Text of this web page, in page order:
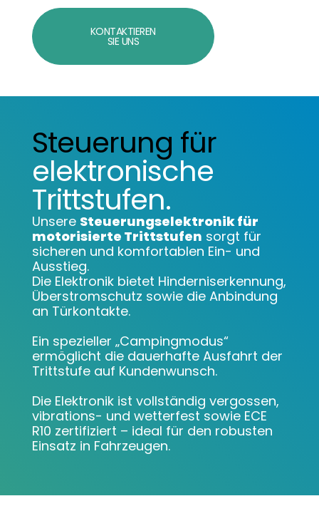
KONTAKTIEREN
SIE UNS
Steuerung für
elektronische
Trittstufen.
Unsere Steuerungselektronik für
motorisierte Trittstufen sorgt für
sicheren und komfortablen Ein- und
Ausstieg.
Die Elektronik bietet Hinderniserkennung,
Überstromschutz sowie die Anbindung
an Türkontakte.
Ein spezieller „Campingmodus“
ermöglicht die dauerhafte Ausfahrt der
Trittstufe auf Kundenwunsch.
Die Elektronik ist vollständig vergossen,
vibrations- und wetterfest sowie ECE
R10 zertifiziert – ideal für den robusten
Einsatz in Fahrzeugen.